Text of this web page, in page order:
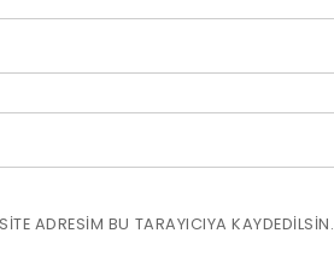
ADRESIM BU TARAYICIYA KAYDEDILSIN.